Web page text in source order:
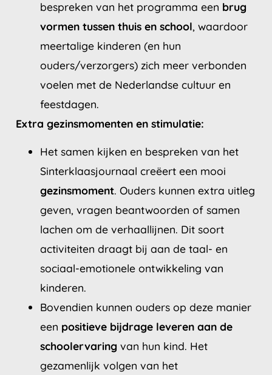
bespreken van het programma een brug
vormen tussen thuis en school, waardoor
meertalige kinderen (en hun
ouders/verzorgers) zich meer verbonden
voelen met de Nederlandse cultuur en
feestdagen.
Extra gezinsmomenten en stimulatie:
Het samen kijken en bespreken van het
Sinterklaasjournaal creëert een mooi
gezinsmoment. Ouders kunnen extra uitleg
geven, vragen beantwoorden of samen
lachen om de verhaallijnen. Dit soort
activiteiten draagt bij aan de taal- en
sociaal-emotionele ontwikkeling van
kinderen.
Bovendien kunnen ouders op deze manier
een positieve bijdrage leveren aan de
schoolervaring van hun kind. Het
gezamenlijk volgen van het